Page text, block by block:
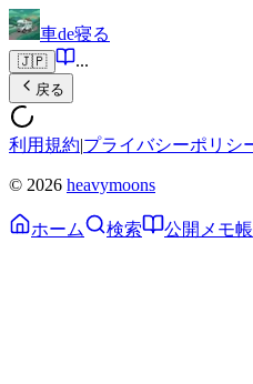
車de寝る
🇯🇵 ...
戻る
利用規約|プライバシーポリシ
© 2026 heavymoons
ホーム 検索 公開メモ帳